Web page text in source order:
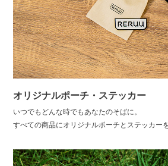
オリジナルポーチ・ステッカー
いつでもどんな時でもあなたのそばに。
すべての商品にオリジナルポーチとステッカーを